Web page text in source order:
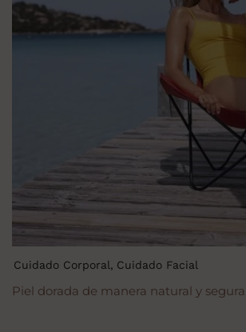
Piel dorada de manera natural y
Cuidado Corporal Cuidado Facial